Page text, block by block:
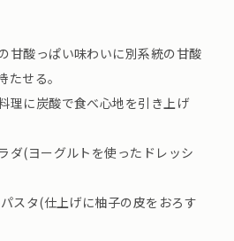
甘酸っぱい味わいに別系統の甘酸
たせる。
理に炭酸で食べ心地を引き上げ
ダ(ヨーグルトを使ったドレッシ
スタ(仕上げに柚子の皮をおろす